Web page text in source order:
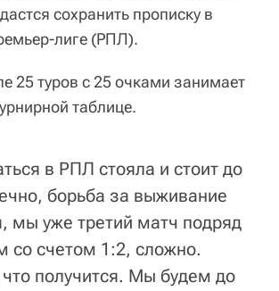
сохранить прописку в
лиге (РПЛ).
25 туров с 25 очками занимает
таблице.
в РПЛ стояла и стоит до
борьба за выживание
мы уже третий матч подряд
со счетом 1:2, сложно.
получится. Мы будем до